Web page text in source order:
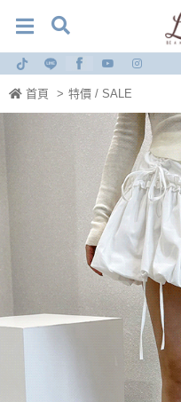
首頁 > 特價 / SALE